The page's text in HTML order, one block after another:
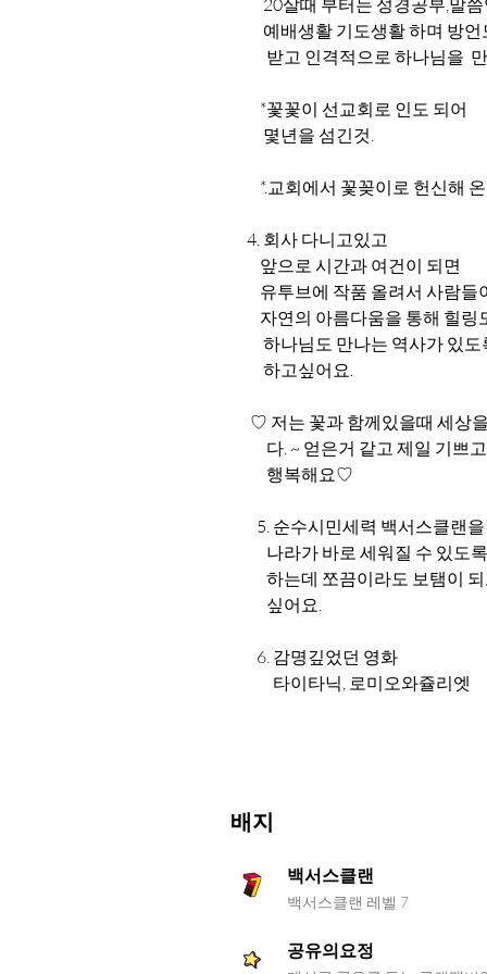
20살때 부터는 성경공부,말
예배생활 기도생활 하며 방
받고 인격적으로 하나님을
         *꽃꽃이 선교회로 인도 되어
          몇년을 섬긴것.
*.교회에서 꽃꽂이로 헌신해
     4. 회사 다니고있고
         앞으로 시간과 여건이 되면
유투브에 작품 올려서 사람
자연의 아름다움을 통해 힐
하나님도 만나는 역사가 있
          하고싶어요.
      ♡ 저는 꽃과 함께있을때 세상을
           다. ~ 얻은거 같고 제일 기쁘고
           행복해요♡
5. 순수시민세력 백서스클랜
           나라가 바로 세워질 수 있도록
하는데 쪼끔이라도 보탬이
           싶어요.
        6. 감명깊었던 영화
             타이타닉, 로미오와쥴리엣
배지
백서스클랜
백서스클랜 레벨 7
공유의요정